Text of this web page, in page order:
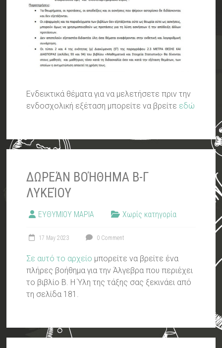
Ενδεικτικά θέματα για να μελετήσετε πριν την
ενδοσχολική εξέταση μπορείτε να βρείτε εδώ
ΔΩΡΕΆΝ ΒΟΉΘΗΜΑ Β-Γ
ΛΥΚΕΊΟΥ
ΕΥΘΥΜΙΟΥ ΜΑΡΙΑ Χωρίς κατηγορία
17 May 2023 0 Comment
Σε αυτό το αρχείο μπορείτε να βρείτε ένα
πλήρες βοήθημα για την Άλγεβρα που περιέχει
το βιβλίο Β. Η Ύλη της τάξης σας ξεκινάει από
τη σελίδα 181.